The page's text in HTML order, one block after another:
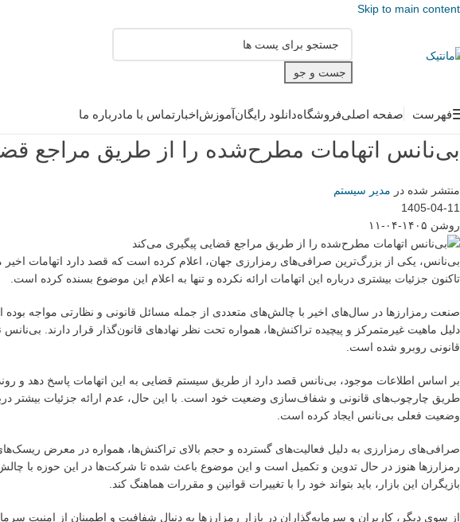
Skip to main content
جست و جو
فهرست صفحه اصلیفروشگاهدانلود رایگانآموزشاخبار تماس با مادرباره ما
بی‌نانس اتهامات مطرح‌شده را از طریق مراجع
منتشر شده در مدیر سیستم
1405-04-11
روشن ۱۴۰۵-۰۴-۱۱
بی‌نانس، یکی از بزرگ‌ترین صرافی‌های رمزارزی جهان، اعلام کرده است که قصد دارد اتهامات
تاکنون جزئیات بیشتری درباره این اتهامات ارائه نکرده و تنها به اعلام این موضوع بسنده کرده است.
صنعت رمزارزها در سال‌های اخیر با چالش‌های متعددی از جمله مسائل قانونی و نظارتی مواجه
دلیل ماهیت غیرمتمرکز و پیچیده تراکنش‌ها، همواره تحت نظر نهادهای قانون‌گذار قرار دارند.
قانونی روبرو شده است.
بر اساس اطلاعات موجود، بی‌نانس قصد دارد از طریق سیستم قضایی به این اتهامات پاسخ دهد و
طریق چارچوب‌های قانونی و شفاف‌سازی وضعیت خود است. با این حال، عدم ارائه جزئیات بیشتر
وضعیت فعلی بی‌نانس ایجاد کرده است.
صرافی‌های رمزارزی به دلیل فعالیت‌های گسترده و حجم بالای تراکنش‌ها، همواره در معرض
رمزارزها هنوز در حال تدوین و تکمیل است و این موضوع باعث شده تا شرکت‌ها در این حوزه با
بازیگران این بازار، باید بتواند خود را با تغییرات قوانین و مقررات هماهنگ کند.
از سوی دیگر، کاربران و سرمایه‌گذاران در بازار رمزارزها به دنبال شفافیت و اطمینان از امنیت